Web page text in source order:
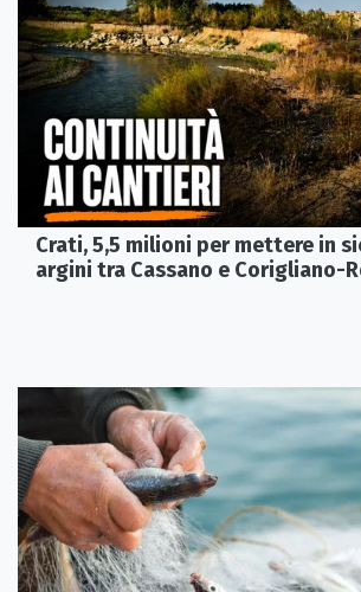
Crati, 5,5 milioni per mettere in
argini tra Cassano e Corigliano-